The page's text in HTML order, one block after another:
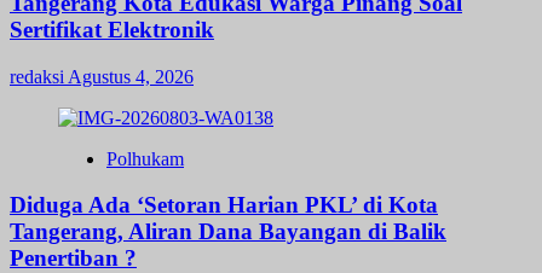
Sertifikat Elektronik
redaksi Agustus 4, 2026
Polhukam
Diduga Ada ‘Setoran Harian PKL’ di Kota
Tangerang, Aliran Dana Bayangan di Balik
Penertiban ?